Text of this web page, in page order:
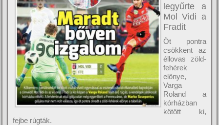
legyűrte a
Mol Vidi a
Fradit
Öt pontra
csökkent az
éllovas zöld-
fehérek
előnye,
Varga
Roland a
kórházban
kötött ki,
fejbe rúgták.